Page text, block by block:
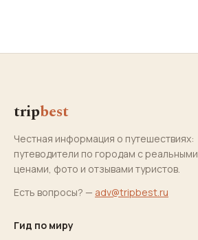
tripbest
Честная информация о путешествиях:
путеводители по городам с реальными
ценами, фото и отзывами туристов.
Есть вопросы? — adv@tripbest.ru
Гид по миру